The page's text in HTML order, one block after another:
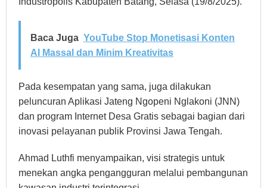
Baca Juga YouTube Stop Monetisasi Konten
AI Massal dan Minim Kreativitas
Pada kesempatan yang sama, juga dilakukan
peluncuran Aplikasi Jateng Ngopeni Nglakoni (JNN)
dan program Internet Desa Gratis sebagai bagian dari
inovasi pelayanan publik Provinsi Jawa Tengah.
Ahmad Luthfi menyampaikan, visi strategis untuk
menekan angka pengangguran melalui pembangunan